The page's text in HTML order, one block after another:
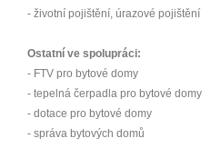
- životní pojištění, úrazové pojištění
Ostatní ve spolupráci:
- FTV pro bytové domy
- tepelná čerpadla pro bytové domy
- dotace pro bytové domy
- správa bytových domů